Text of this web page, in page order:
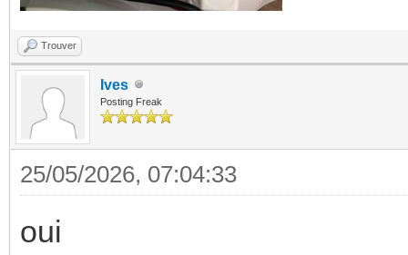
Trouver
Ives
Posting Freak
25/05/2026, 07:04:33
oui